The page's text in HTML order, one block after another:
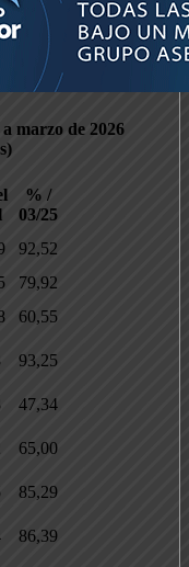
marzo de 2026
% /
03/25
92,52
79,92
60,55
93,25
47,34
65,00
85,29
86,39